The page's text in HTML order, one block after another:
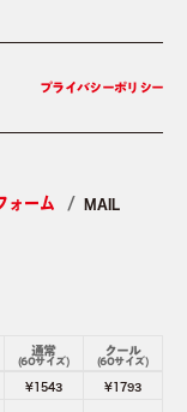
プライバシーポリシー
ォーム MAIL
通常
(60サイズ)
クール
(60サイズ)
¥1543 ¥1793